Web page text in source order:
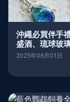
沖繩必買伴手
盛酒、琉球玻
2025年08月01日